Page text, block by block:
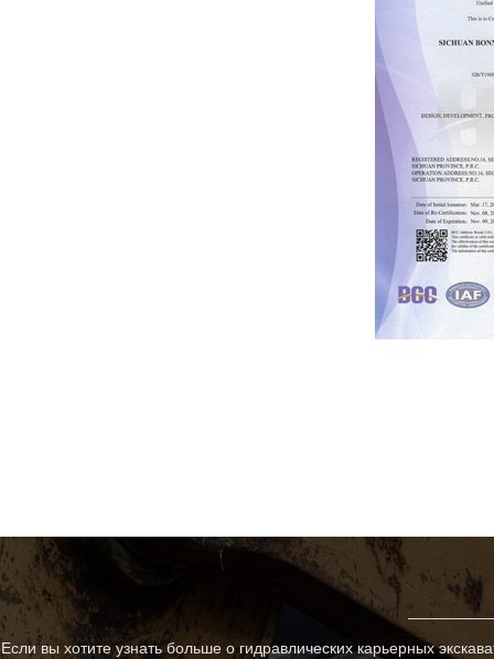
Если вы хотите узнать больше о гидравлических карьерных